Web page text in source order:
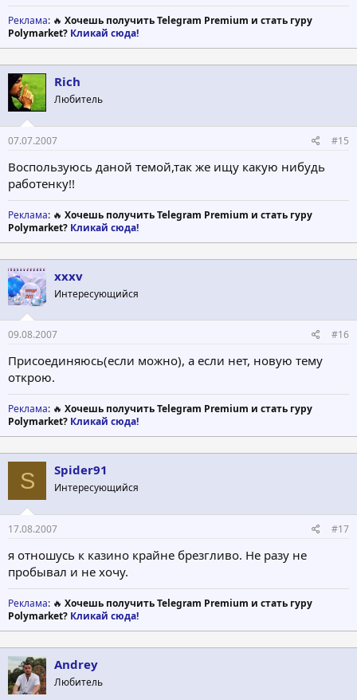
Реклама: 🔥 Хочешь получить Telegram Premium и стать гуру
Polymarket? Кликай сюда!
Rich
Любитель
07.07.2007 #15
Воспользуюсь даной темой,так же ищу какую нибудь
работенку!!
Реклама: 🔥 Хочешь получить Telegram Premium и стать гуру
Polymarket? Кликай сюда!
xxxv
Интересующийся
09.08.2007 #16
Присоединяюсь(если можно), а если нет, новую тему
открою.
Реклама: 🔥 Хочешь получить Telegram Premium и стать гуру
Polymarket? Кликай сюда!
S Spider91
Интересующийся
17.08.2007 #17
я отношусь к казино крайне брезгливо. Не разу не
пробывал и не хочу.
Реклама: 🔥 Хочешь получить Telegram Premium и стать гуру
Polymarket? Кликай сюда!
Andrey
Любитель